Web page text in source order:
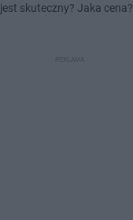
jest skuteczny? Jaka cena?